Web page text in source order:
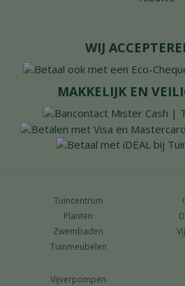
WIJ
MAKKELIJK EN
Tuincentrum
Planten
Zwembaden
Tuinmeubelen
Vijverpompen